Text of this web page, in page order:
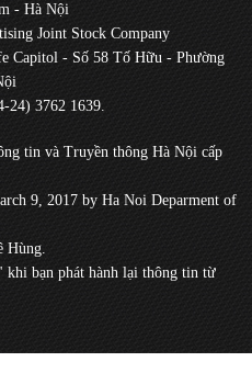
- Hà Nội
Joint Stock Company
Capitol - Số 58 Tố Hữu - Phường
24) 3762 1639.
tin và Truyền thông Hà Nội cấp
9, 2017 by Ha Noi Deparment of
Hùng.
bạn phát hành lại thông tin từ